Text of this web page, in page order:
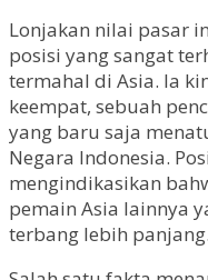
Lonjakan nilai pasar
posisi yang sangat
termahal di Asia. Ia
keempat, sebuah
yang baru saja
Negara Indonesia.
mengindikasikan
pemain Asia lainnya
terbang lebih panjang.